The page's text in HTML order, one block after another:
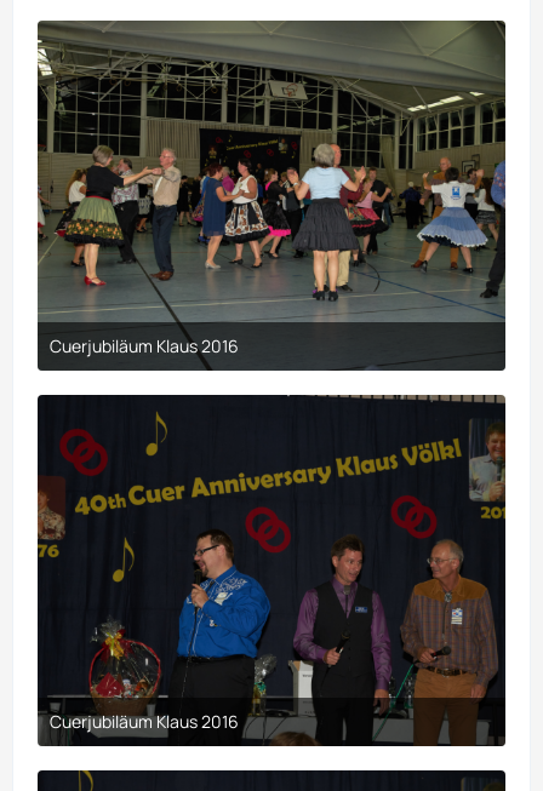
Cuerjubiläum Klaus 2016
9. April 2017 um 00:29
Cuerjubiläum Klaus 2016
9. April 2017 um 00:29